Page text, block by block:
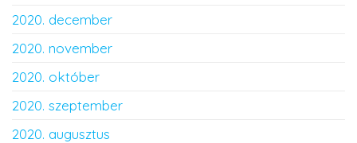
2020. december
2020. november
2020. október
2020. szeptember
2020. augusztus